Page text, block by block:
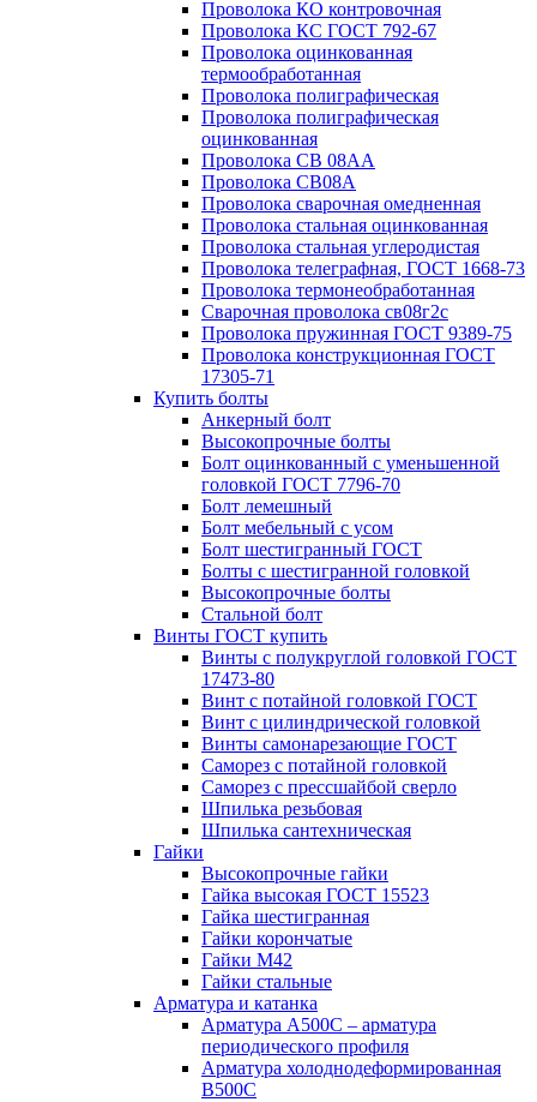
Проволока КО контровочная
Проволока КС ГОСТ 792-67
Проволока оцинкованная
термообработанная
Проволока полиграфическая
Проволока полиграфическая
оцинкованная
Проволока СВ 08АА
Проволока СВ08А
Проволока сварочная омедненная
Проволока стальная оцинкованная
Проволока стальная углеродистая
Проволока телеграфная, ГОСТ 1668-73
Проволока термонеобработанная
Сварочная проволока св08г2с
Проволока пружинная ГОСТ 9389-75
Проволока конструкционная ГОСТ
17305-71
Купить болты
Анкерный болт
Высокопрочные болты
Болт оцинкованный с уменьшенной
головкой ГОСТ 7796-70
Болт лемешный
Болт мебельный с усом
Болт шестигранный ГОСТ
Болты с шестигранной головкой
Высокопрочные болты
Стальной болт
Винты ГОСТ купить
Винты с полукруглой головкой ГОСТ
17473-80
Винт с потайной головкой ГОСТ
Винт с цилиндрической головкой
Винты самонарезающие ГОСТ
Саморез с потайной головкой
Саморез с прессшайбой сверло
Шпилька резьбовая
Шпилька сантехническая
Гайки
Высокопрочные гайки
Гайка высокая ГОСТ 15523
Гайка шестигранная
Гайки корончатые
Гайки М42
Гайки стальные
Арматура и катанка
Арматура А500С – арматура
периодического профиля
Арматура холоднодеформированная
В500С